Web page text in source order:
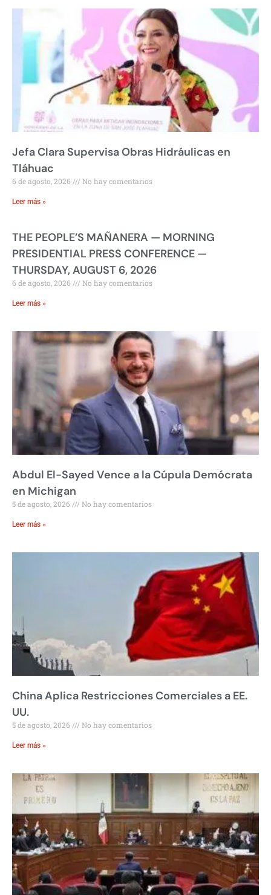
Jefa Clara Supervisa Obras Hidráulicas en
Tláhuac
6 de agosto, 2026 No hay comentarios
Leer más »
THE PEOPLE’S MAÑANERA — MORNING
PRESIDENTIAL PRESS CONFERENCE —
THURSDAY, AUGUST 6, 2026
6 de agosto, 2026 No hay comentarios
Leer más »
Abdul El-Sayed Vence a la Cúpula Demócrata
en Michigan
5 de agosto, 2026 No hay comentarios
Leer más »
China Aplica Restricciones Comerciales a EE.
UU.
5 de agosto, 2026 No hay comentarios
Leer más »